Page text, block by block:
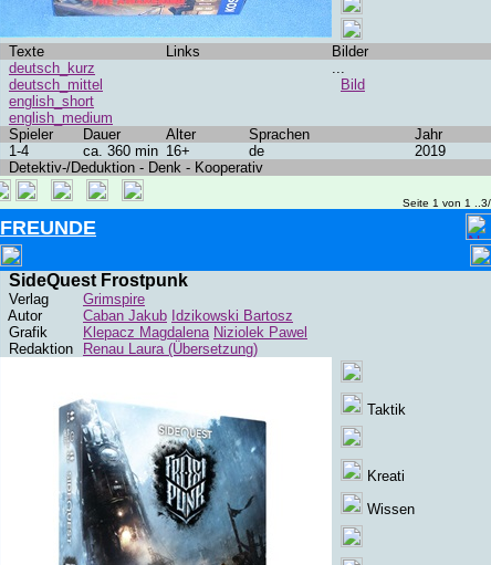
Texte Links
Bilder
deutsch_kurz
deutsch_mittel
english_short
english_medium
...
Bild
Spieler Dauer Alter Sprachen
Jahr
1-4
ca. 360 min 16+ de
2019
Detektiv-/Deduktion - Denk - Kooperativ
Seite 1 von 1
FREUNDE
SideQuest Frostpunk
Verlag
Grimspire
Autor
Caban Jakub Idzikowski Bartosz
Grafik
Klepacz Magdalena Niziolek Pawel
Redaktion
Renau Laura (Übersetzung)
Taktik
Kreati
Wissen